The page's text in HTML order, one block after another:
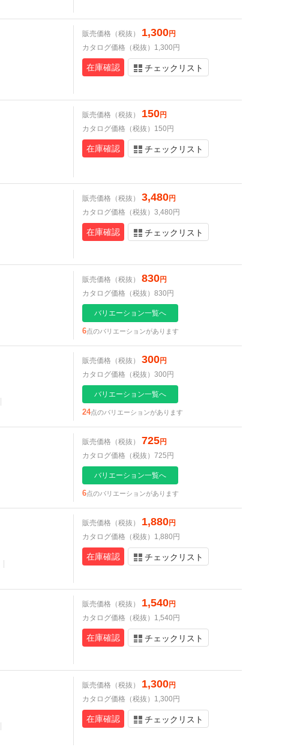
販売価格（税抜） 1,300円
カタログ価格（税抜）1,300円
在庫確認 チェックリスト
販売価格（税抜） 150円
カタログ価格（税抜）150円
在庫確認 チェックリスト
販売価格（税抜） 3,480円
カタログ価格（税抜）3,480円
在庫確認 チェックリスト
販売価格（税抜） 830円
カタログ価格（税抜）830円
バリエーション一覧へ
6点のバリエーションがあります
販売価格（税抜） 300円
カタログ価格（税抜）300円
バリエーション一覧へ
24点のバリエーションがあります
販売価格（税抜） 725円
カタログ価格（税抜）725円
バリエーション一覧へ
6点のバリエーションがあります
販売価格（税抜） 1,880円
カタログ価格（税抜）1,880円
在庫確認 チェックリスト
販売価格（税抜） 1,540円
カタログ価格（税抜）1,540円
在庫確認 チェックリスト
販売価格（税抜） 1,300円
カタログ価格（税抜）1,300円
在庫確認 チェックリスト